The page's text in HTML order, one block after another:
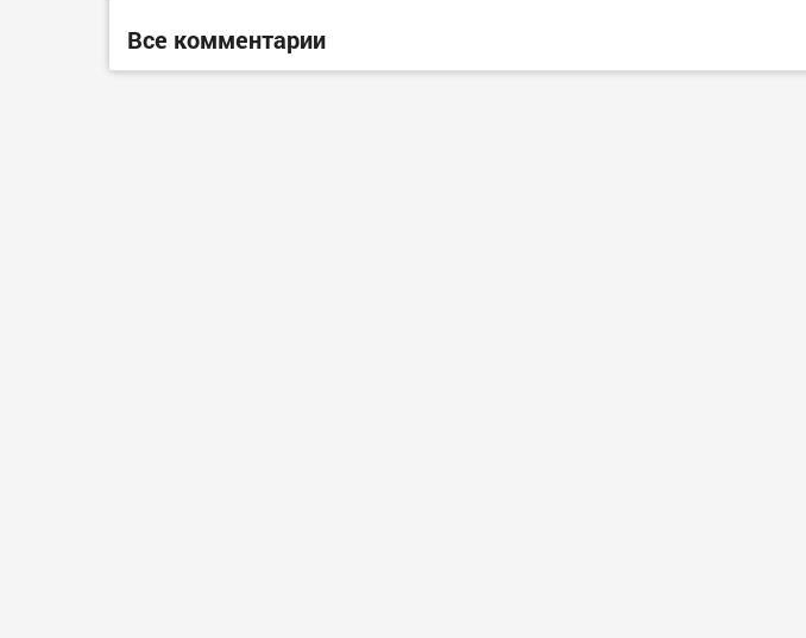
Все комментарии